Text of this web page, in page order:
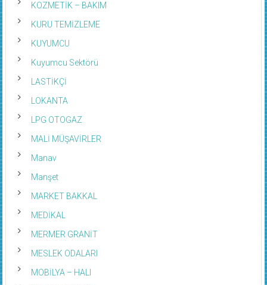
KOZMETİK – BAKIM
KURU TEMİZLEME
KUYUMCU
Kuyumcu Sektörü
LASTİKÇİ
LOKANTA
LPG OTOGAZ
MALİ MÜŞAVİRLER
Manav
Manşet
MARKET BAKKAL
MEDİKAL
MERMER GRANİT
MESLEK ODALARI
MOBİLYA – HALI